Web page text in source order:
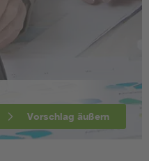
Vorschlag äußern